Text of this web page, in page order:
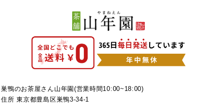
巣鴨のお茶屋さん山年園(営業時間10:00~18:00)
住所 東京都豊島区巣鴨3-34-1